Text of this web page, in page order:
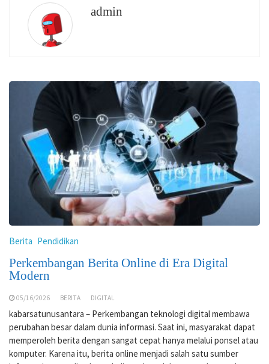
admin
Berita Pendidikan
Perkembangan Berita Online di Era Digital
Modern
05/16/2026 BERITA DIGITAL
kabarsatunusantara – Perkembangan teknologi digital membawa
perubahan besar dalam dunia informasi. Saat ini, masyarakat dapat
memperoleh berita dengan sangat cepat hanya melalui ponsel atau
komputer. Karena itu, berita online menjadi salah satu sumber